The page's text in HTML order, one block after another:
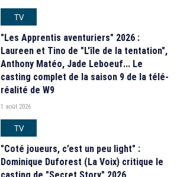
TV
"Les Apprentis aventuriers" 2026 :
Laureen et Tino de "L'île de la tentation",
Anthony Matéo, Jade Leboeuf... Le
casting complet de la saison 9 de la télé-
réalité de W9
1 août 2026
TV
"Coté joueurs, c’est un peu light" :
Dominique Duforest (La Voix) critique le